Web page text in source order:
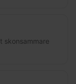
skonsammare